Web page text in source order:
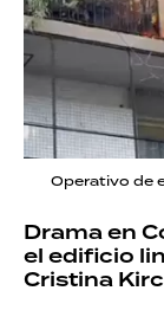
Operativo de
Drama en
el edificio
Cristina